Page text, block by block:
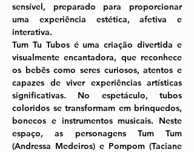
sensível, preparado para proporcionar
uma experiência estética, afetiva e
interativa.
Tum Tu Tubos é uma criação divertida e
visualmente encantadora, que reconhece
os bebês como seres curiosos, atentos e
capazes de viver experiências artísticas
significativas. No espetáculo, tubos
coloridos se transformam em brinquedos,
bonecos e instrumentos musicais. Neste
espaço, as personagens Tum Tum
(Andressa Medeiros) e Pompom (Taciane